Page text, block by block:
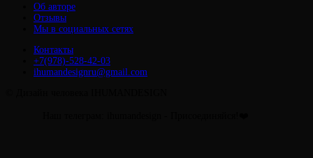
Об авторе
Отзывы
Мы в социальных сетях
Контакты
+7(978)-528-42-03
ihumandesignru@gmail.com